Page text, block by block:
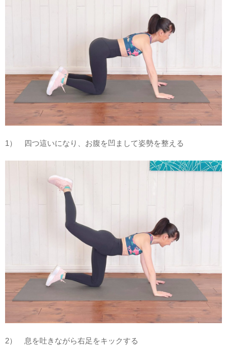
1） 四つ這いになり、お腹を凹まして姿勢を整える
2） 息を吐きながら右足をキックする